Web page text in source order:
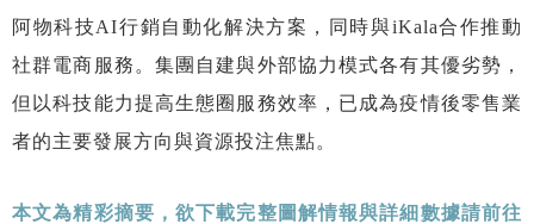
阿物科技AI行銷自動化解決方案，同時與iKala合作推動
社群電商服務。集團自建與外部協力模式各有其優劣勢，
但以科技能力提高生態圈服務效率，已成為疫情後零售業
者的主要發展方向與資源投注焦點。
本文為精彩摘要，欲下載完整圖解情報與詳細數據請前往